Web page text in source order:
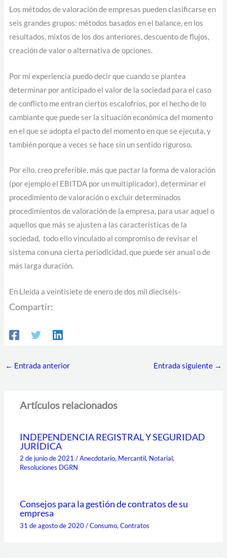
Los métodos de valoración de empresas pueden clasificarse en
seis grandes grupos: métodos basados en el balance, en los
resultados, mixtos de los dos anteriores, descuento de flujos,
creación de valor o alternativa de opciones.
Por mi experiencia puedo decir que cuando se plantea
determinar por anticipado el valor de la sociedad para el caso
de conflicto me entran ciertos escalofríos, por el hecho de lo
cambiante que puede ser la situación económica del momento
en el que se adopta el pacto del momento en que se ejecuta, y
también porque a veces se hace sin un sentido riguroso.
Por ello, creo preferible, más que pactar la forma de valoración
(por ejemplo el EBITDA por un multiplicador), determinar el
procedimiento de valoración o excluir determinados
procedimientos de valoración de la empresa, para usar aquel o
aquellos que más se ajusten a las características de la
sociedad, todo ello vinculado al compromiso de revisar el
sistema con una cierta periodicidad, que puede ser anual o de
más larga duración.
En Lleida a veintisiete de enero de dos mil dieciséis-
Compartir:
← Entrada anterior Entrada siguiente →
Artículos relacionados
INDEPENDENCIA REGISTRAL Y SEGURIDAD
JURÍDICA
2 de junio de 2021/Anecdotario, Mercantil, Notarial,
Resoluciones DGRN
Consejos para la gestión de contratos de su
empresa
31 de agosto de 2020/Consumo,Contratos